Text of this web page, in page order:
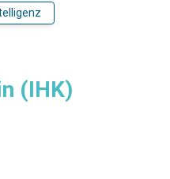
(IHK)